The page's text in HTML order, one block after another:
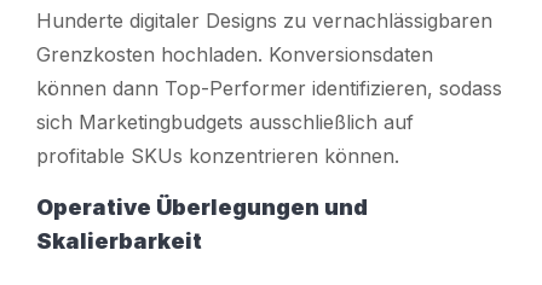
Hunderte digitaler Designs zu vernachlässigbaren
Grenzkosten hochladen. Konversionsdaten
können dann Top-Performer identifizieren, sodass
sich Marketingbudgets ausschließlich auf
profitable SKUs konzentrieren können.
Operative Überlegungen und
Skalierbarkeit